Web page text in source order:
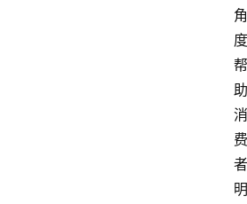
角
度
帮
助
消
费
者
明